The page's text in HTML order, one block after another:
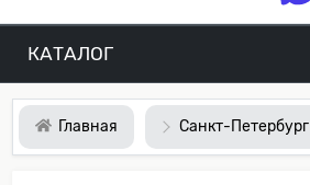
КАТАЛОГ
Главная Санкт-Петербург